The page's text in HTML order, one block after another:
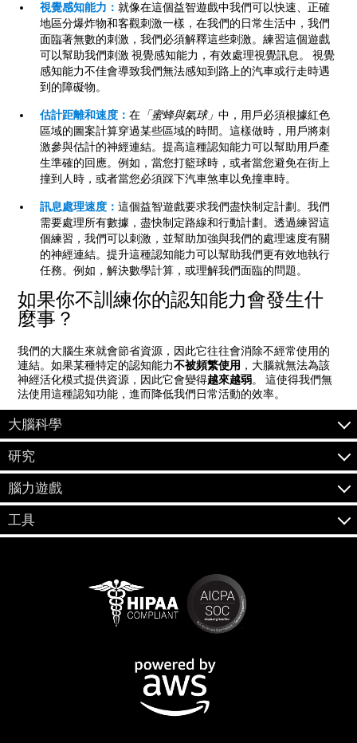
視覺感知能力：就像在這個益智遊戲中我們可以快速、正確
地區分爆炸物和客觀刺激一樣，在我們的日常生活中，我們
面臨著無數的刺激，我們必須解釋這些刺激。練習這個遊戲
可以幫助我們刺激 視覺感知能力，有效處理視覺訊息。 視覺
感知能力不佳會導致我們無法感知到路上的汽車或行走時遇
到的障礙物。
估計距離和速度：在 「蜜蜂與氣球」中，用戶必須根據紅色
區域的圖案計算穿過某些區域的時間。這樣做時，用戶將刺
激參與估計的神經連結。提高這種認知能力可以幫助用戶產
生準確的回應。例如，當您打籃球時，或者當您避免在街上
撞到人時，或者當您必須踩下汽車煞車以免撞車時。
訊息處理速度：這個益智遊戲要求我們盡快制定計劃。我們
需要處理所有數據，盡快制定路線和行動計劃。透過練習這
個練習，我們可以刺激，並幫助加強與我們的處理速度有關
的神經連結。提升這種認知能力可以幫助我們更有效地執行
任務。例如，解決數學計算，或理解我們面臨的問題。
如果你不訓練你的認知能力會發生什
麼事？
我們的大腦生來就會節省資源，因此它往往會消除不經常使用的
連結。如果某種特定的認知能力不被頻繁使用 ，大腦就無法為該
神經活化模式提供資源，因此它會變得越來越弱。 這使得我們無
法使用這種認知功能，進而降低我們日常活動的效率。
大腦科學
研究
腦力遊戲
工具